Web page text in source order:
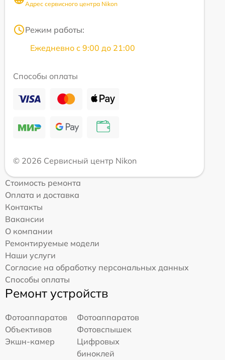
Адрес сервисного центра Nikon
Режим работы:
Ежедневно с 9:00 до 21:00
Способы оплаты
© 2026 Сервисный центр Nikon
Стоимость ремонта
Оплата и доставка
Контакты
Вакансии
О компании
Ремонтируемые модели
Наши услуги
Согласие на обработку персональных данных
Способы оплаты
Ремонт устройств
Фотоаппаратов
Фотоаппаратов
Объективов
Фотовспышек
Экшн-камер
Цифровых
биноклей